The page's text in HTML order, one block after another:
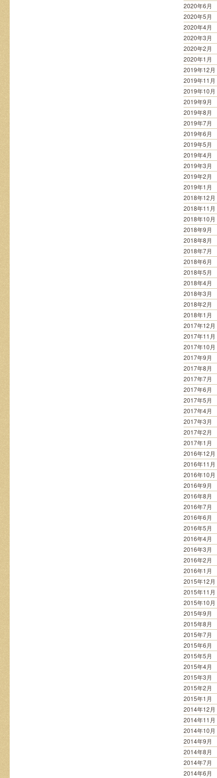
2020年6月
2020年5月
2020年4月
2020年3月
2020年2月
2020年1月
2019年12月
2019年11月
2019年10月
2019年9月
2019年8月
2019年7月
2019年6月
2019年5月
2019年4月
2019年3月
2019年2月
2019年1月
2018年12月
2018年11月
2018年10月
2018年9月
2018年8月
2018年7月
2018年6月
2018年5月
2018年4月
2018年3月
2018年2月
2018年1月
2017年12月
2017年11月
2017年10月
2017年9月
2017年8月
2017年7月
2017年6月
2017年5月
2017年4月
2017年3月
2017年2月
2017年1月
2016年12月
2016年11月
2016年10月
2016年9月
2016年8月
2016年7月
2016年6月
2016年5月
2016年4月
2016年3月
2016年2月
2016年1月
2015年12月
2015年11月
2015年10月
2015年9月
2015年8月
2015年7月
2015年6月
2015年5月
2015年4月
2015年3月
2015年2月
2015年1月
2014年12月
2014年11月
2014年10月
2014年9月
2014年8月
2014年7月
2014年6月